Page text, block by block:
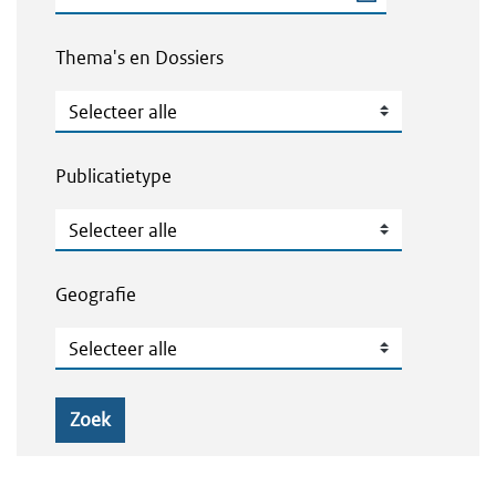
Thema's en Dossiers
Thema's en Dossiers
Publicatietype
Publicatietype
Geografie
Geografie
Zoek